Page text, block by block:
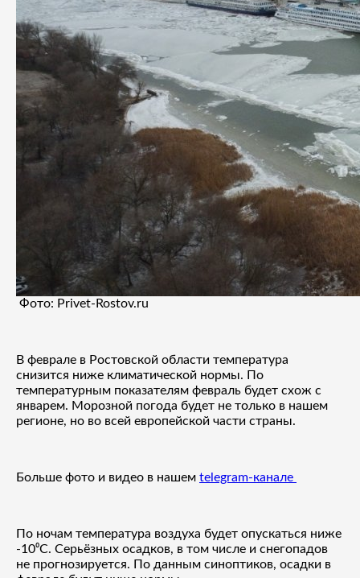
Фото: Privet-Rostov.ru
В феврале в Ростовской области температура
снизится ниже климатической нормы. По
температурным показателям февраль будет схож с
январем. Морозной погода будет не только в нашем
регионе, но во всей европейской части страны.
Больше фото и видео в нашем telegram-канале
По ночам температура воздуха будет опускаться ниже
-10⁰С. Серьёзных осадков, в том числе и снегопадов
не прогнозируется. По данным синоптиков, осадки в